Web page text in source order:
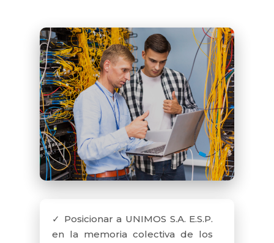
de configurar una cultura de la
integridad en la gestión pública,
que produzca confianza en la
ciudadanía hacia las entidades y
los servidores públicos, al
reconocer que estos no
solamente cumplen la Ley, sino
que en sus prácticas es evidente
un compromiso con la defensa y
la construcción de lo público ya
de vida de toda la población.
✓ Posicionar a UNIMOS S.A. E.S.P.
en la memoria colectiva de los